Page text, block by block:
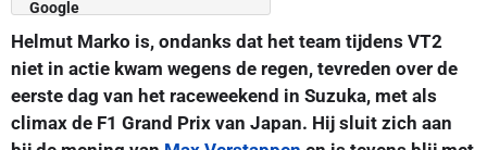
Helmut Marko is, ondanks dat het team tijdens VT2
niet in actie kwam wegens de regen, tevreden over de
eerste dag van het raceweekend in Suzuka, met als
climax de F1 Grand Prix van Japan. Hij sluit zich aan